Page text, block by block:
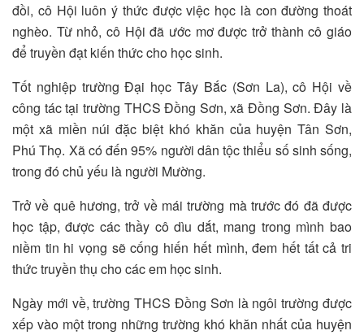
đồi, cô Hội luôn ý thức được việc học là con đường thoát
nghèo. Từ nhỏ, cô Hội đã ước mơ được trở thành cô giáo
để truyền đạt kiến thức cho học sinh.
Tốt nghiệp trường Đại học Tây Bắc (Sơn La), cô Hội về
công tác tại trường THCS Đồng Sơn, xã Đồng Sơn. Đây là
một xã miền núi đặc biệt khó khăn của huyện Tân Sơn,
Phú Thọ. Xã có đến 95% người dân tộc thiểu số sinh sống,
trong đó chủ yếu là người Mường.
Trở về quê hương, trở về mái trường mà trước đó đã được
học tập, được các thầy cô dìu dắt, mang trong mình bao
niềm tin hi vọng sẽ cống hiến hết mình, đem hết tất cả tri
thức truyền thụ cho các em học sinh.
Ngày mới về, trường THCS Đồng Sơn là ngôi trường được
xếp vào một trong những trường khó khăn nhất của huyện